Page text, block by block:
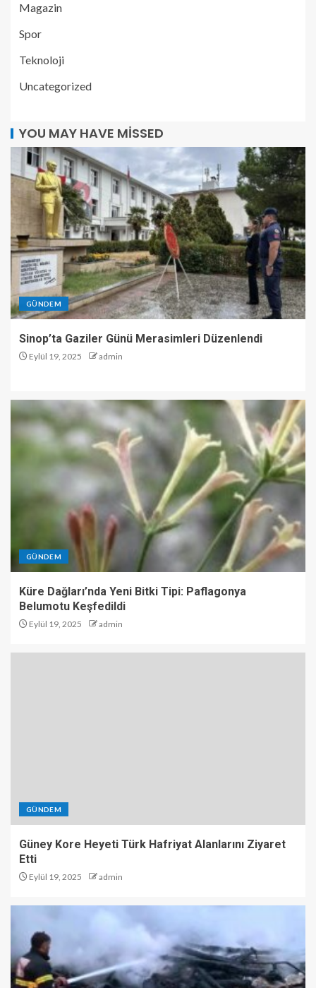
Magazin
Spor
Teknoloji
Uncategorized
YOU MAY HAVE MISSED
GÜNDEM
Sinop’ta Gaziler Günü Merasimleri Düzenlendi
Eylül 19, 2025 admin
GÜNDEM
Küre Dağları’nda Yeni Bitki Tipi: Paflagonya
Belumotu Keşfedildi
Eylül 19, 2025 admin
GÜNDEM
Güney Kore Heyeti Türk Hafriyat Alanlarını Ziyaret
Etti
Eylül 19, 2025 admin